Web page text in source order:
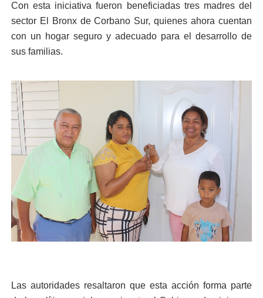
Con esta iniciativa fueron beneficiadas tres madres del
sector El Bronx de Corbano Sur, quienes ahora cuentan
con un hogar seguro y adecuado para el desarrollo de
sus familias.
Las autoridades resaltaron que esta acción forma parte